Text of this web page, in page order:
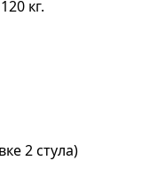
кг.
2 стула)